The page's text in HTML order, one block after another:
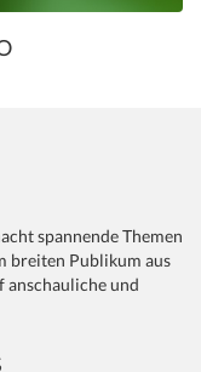
spannende Themen
breiten Publikum aus
anschauliche und